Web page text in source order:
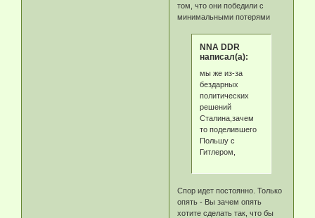
том, что они победили с
минимальными потерями
NNA DDR
написал(а):
мы же из-за
бездарных
политических
решений
Сталина,зачем
то поделившего
Польшу с
Гитлером,
Спор идет постоянно. Только
опять - Вы зачем опять
хотите сделать так, что бы